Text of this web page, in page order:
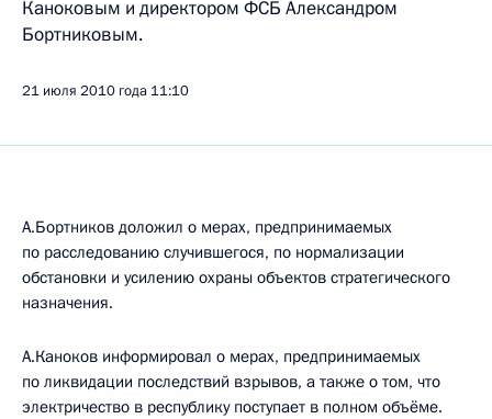
Каноковым и директором ФСБ Александром
Бортниковым.
21 июля 2010 года 11:10
А.Бортников доложил о мерах, предпринимаемых
по расследованию случившегося, по нормализации
обстановки и усилению охраны объектов стратегического
назначения.
А.Каноков информировал о мерах, предпринимаемых
по ликвидации последствий взрывов, а также о том, что
электричество в республику поступает в полном объёме.